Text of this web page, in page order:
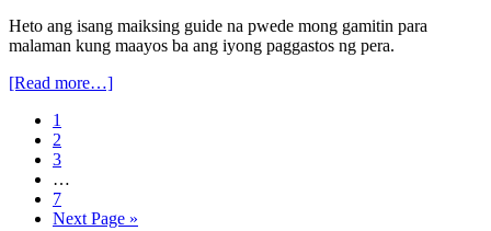
Heto ang isang maiksing guide na pwede mong gamitin para
malaman kung maayos ba ang iyong paggastos ng pera.
[Read more…]
1
2
3
…
7
Next Page »